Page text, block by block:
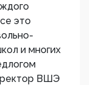
это
и многих
ректор ВШЭ